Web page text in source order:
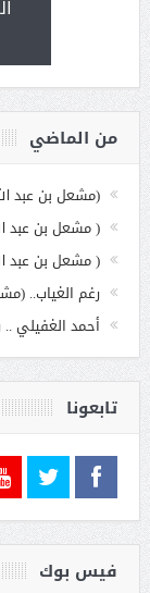
من الماضي
(مشعل بن عبد
( مشعل بن عبد
( مشعل بن عبد
رغم الغياب..
أحمد الغفيلي ..
تابعونا
فيس بوك